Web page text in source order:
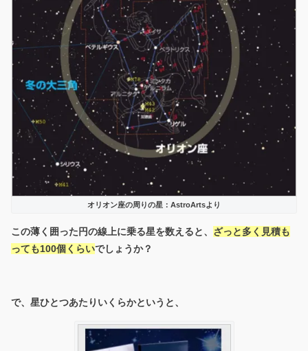
オリオン座の周りの星：AstroArtsより
この薄く囲った円の線上に乗る星を数えると、 ざっと多く見積も
っても100個くらいでしょうか？
で、星ひとつあたりいくらかというと、